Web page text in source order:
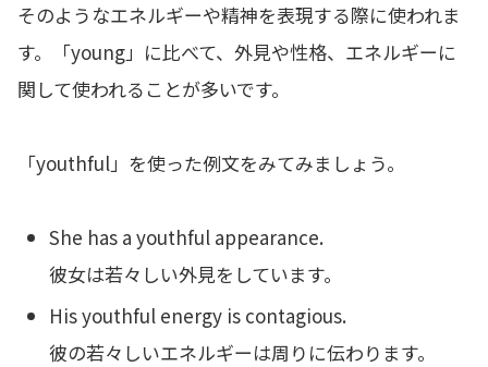
そのようなエネルギーや精神を表現する際に使われま
す。「young」に比べて、外見や性格、エネルギーに
関して使われることが多いです。
「youthful」を使った例文をみてみましょう。
She has a youthful appearance.
彼女は若々しい外見をしています。
His youthful energy is contagious.
彼の若々しいエネルギーは周りに伝わります。